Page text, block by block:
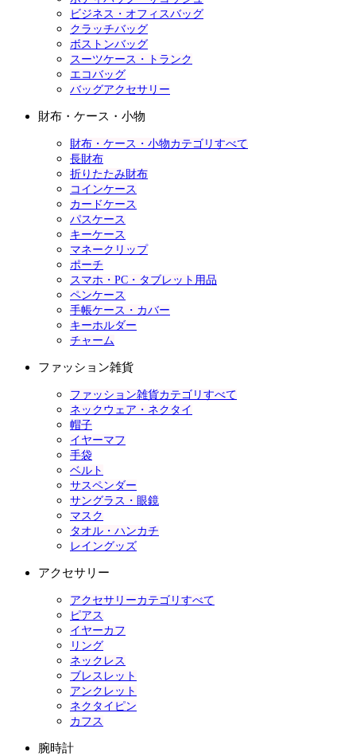
ビジネス・オフィスバッグ
クラッチバッグ
ボストンバッグ
スーツケース・トランク
エコバッグ
バッグアクセサリー
財布・ケース・小物
財布・ケース・小物カテゴリすべて
長財布
折りたたみ財布
コインケース
カードケース
パスケース
キーケース
マネークリップ
ポーチ
スマホ・PC・タブレット用品
ペンケース
手帳ケース・カバー
キーホルダー
チャーム
ファッション雑貨
ファッション雑貨カテゴリすべて
ネックウェア・ネクタイ
帽子
イヤーマフ
手袋
ベルト
サスペンダー
サングラス・眼鏡
マスク
タオル・ハンカチ
レイングッズ
アクセサリー
アクセサリーカテゴリすべて
ピアス
イヤーカフ
リング
ネックレス
ブレスレット
アンクレット
ネクタイピン
カフス
腕時計